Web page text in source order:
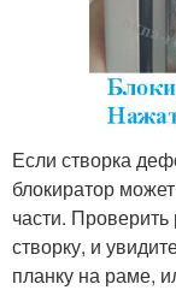
Если створка
блокиратор
части.
створку, и
планку на раме,